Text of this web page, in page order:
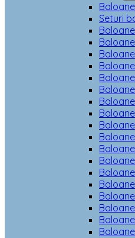
Seturi